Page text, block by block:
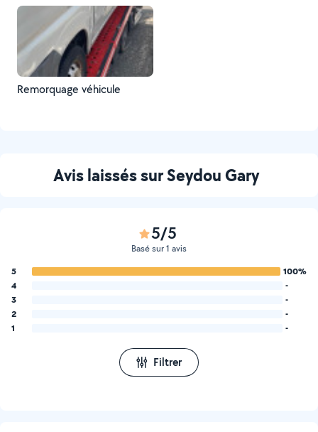
Remorquage véhicule
Avis laissés sur Seydou Gary
5/5
Basé sur 1 avis
5
100%
4
-
3
-
2
-
1
-
Filtrer